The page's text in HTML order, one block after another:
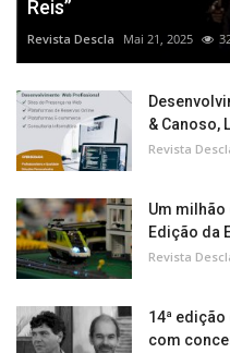
Reis”
Revista Descla Mai 21, 2025
& Canoso,
Revista
Um milhão
Edição da
Revista
14ª
com